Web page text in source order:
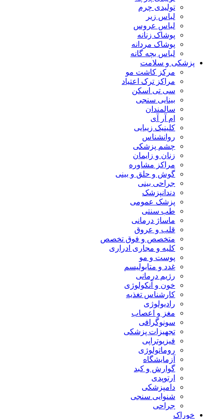
تولیدی چرم
لباس زیر
لباس عروس
پوشاک زنانه
پوشاک مردانه
لباس بچه گانه
پزشکی و سلامت
مرکز کاشت مو
مراکز ترک اعتیاد
سی تی اسکن
بینایی سنجی
سالمندان
ام آر آی
کلینیک زیبایی
روانشناس
چشم پزشکی
زنان و زایمان
مراکز مشاوره
گوش و حلق و بینی
جراحی بینی
دندانپزشک
پزشک عمومی
طب سنتی
ماساژ درمانی
قلب و عروق
متخصص و فوق تخصص
کلیه و مجاری ادراری
پوست و مو
غدد و متابولیسم
رژیم درمانی
خون و آنکولوژی
کارشناس تغذیه
رادیولوژی
مغز و اعصاب
سونوگرافی
تجهیزات پزشکی
فیزیوتراپی
روماتولوژی
آزمایشگاه
گوارش و کبد
ارتوپدی
دامپزشکی
شنوایی سنجی
جراحی
خوراک